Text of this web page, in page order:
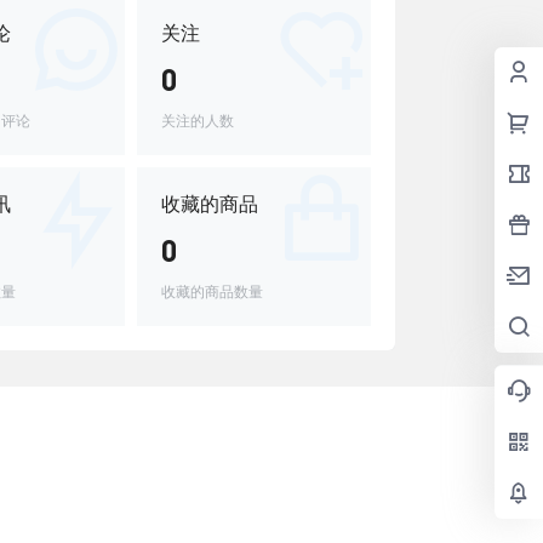
论
关注
0
关注的人数
收藏的商品
0
收藏的商品数量